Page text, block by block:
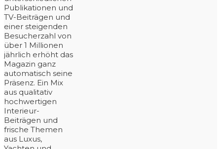
Publikationen und
TV-Beiträgen und
einer steigenden
Besucherzahl von
über 1 Millionen
jährlich erhöht das
Magazin ganz
automatisch seine
Präsenz. Ein Mix
aus qualitativ
hochwertigen
Interieur-
Beiträgen und
frische Themen
aus Luxus,